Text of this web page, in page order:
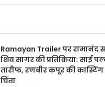
Ramayan Trailer पर रामानंद
शिव सागर की प्रतिक्रिया: साई
तारीफ, रणबीर कपूर की
चिंता